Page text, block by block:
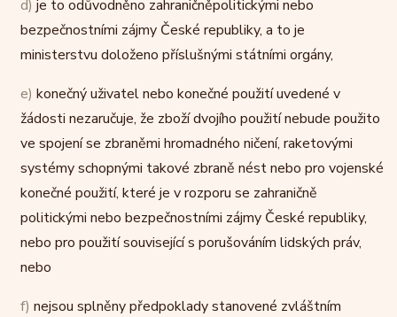
d) je to odůvodněno zahraničněpolitickými nebo
bezpečnostními zájmy České republiky, a to je
ministerstvu doloženo příslušnými státními orgány,
e) konečný uživatel nebo konečné použití uvedené v
žádosti nezaručuje, že zboží dvojího použití nebude použito
ve spojení se zbraněmi hromadného ničení, raketovými
systémy schopnými takové zbraně nést nebo pro vojenské
konečné použití, které je v rozporu se zahraničně
politickými nebo bezpečnostními zájmy České republiky,
nebo pro použití související s porušováním lidských práv,
nebo
f) nejsou splněny předpoklady stanovené zvláštním